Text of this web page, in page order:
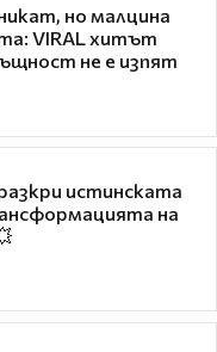
но малцина
VIRAL хитът
не е изпят
истинската
на